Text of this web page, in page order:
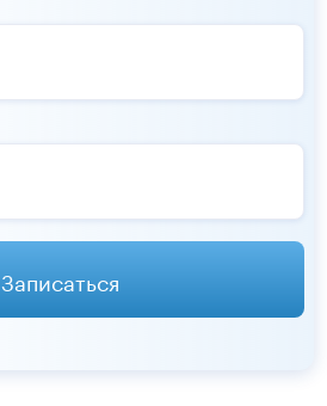
Записаться